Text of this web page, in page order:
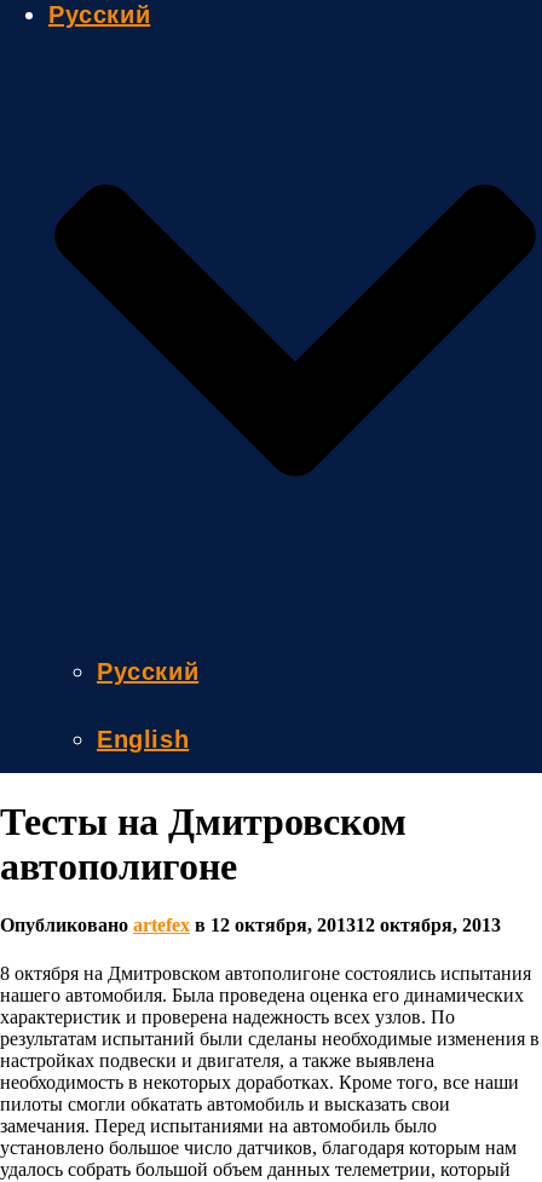
Русский
Русский
English
Тесты на Дмитровском
автополигоне
Опубликовано artefex в 12 октября, 201312 октября, 2013
8 октября на Дмитровском автополигоне состоялись испытания
нашего автомобиля. Была проведена оценка его динамических
характеристик и проверена надежность всех узлов. По
результатам испытаний были сделаны необходимые изменения в
настройках подвески и двигателя, а также выявлена
необходимость в некоторых доработках. Кроме того, все наши
пилоты смогли обкатать автомобиль и высказать свои
замечания. Перед испытаниями на автомобиль было
установлено большое число датчиков, благодаря которым нам
удалось собрать большой объем данных телеметрии, который